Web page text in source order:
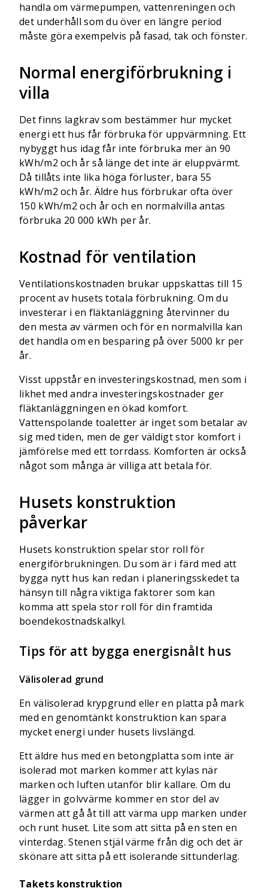
handla om värmepumpen, vattenreningen och
det underhåll som du över en längre period
måste göra exempelvis på fasad, tak och fönster.
Normal energiförbrukning i
villa
Det finns lagkrav som bestämmer hur mycket
energi ett hus får förbruka för uppvärmning. Ett
nybyggt hus idag får inte förbruka mer än 90
kWh/m2 och år så länge det inte är eluppvärmt.
Då tillåts inte lika höga förluster, bara 55
kWh/m2 och år. Äldre hus förbrukar ofta över
150 kWh/m2 och år och en normalvilla antas
förbruka 20 000 kWh per år.
Kostnad för ventilation
Ventilationskostnaden brukar uppskattas till 15
procent av husets totala förbrukning. Om du
investerar i en fläktanläggning återvinner du
den mesta av värmen och för en normalvilla kan
det handla om en besparing på över 5000 kr per
år.
Visst uppstår en investeringskostnad, men som i
likhet med andra investeringskostnader ger
fläktanläggningen en ökad komfort.
Vattenspolande toaletter är inget som betalar av
sig med tiden, men de ger väldigt stor komfort i
jämförelse med ett torrdass. Komforten är också
något som många är villiga att betala för.
Husets konstruktion
påverkar
Husets konstruktion spelar stor roll för
energiförbrukningen. Du som är i färd med att
bygga nytt hus kan redan i planeringsskedet ta
hänsyn till några viktiga faktorer som kan
komma att spela stor roll för din framtida
boendekostnadskalkyl.
Tips för att bygga energisnålt hus
Välisolerad grund
En välisolerad krypgrund eller en platta på mark
med en genomtänkt konstruktion kan spara
mycket energi under husets livslängd.
Ett äldre hus med en betongplatta som inte är
isolerad mot marken kommer att kylas när
marken och luften utanför blir kallare. Om du
lägger in golvvärme kommer en stor del av
värmen att gå åt till att värma upp marken under
och runt huset. Lite som att sitta på en sten en
vinterdag. Stenen stjäl värme från dig och det är
skönare att sitta på ett isolerande sittunderlag.
Takets konstruktion